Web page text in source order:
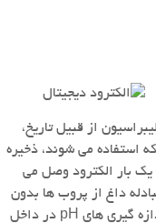
از قبیل تاریخ،
استفاده می شوند، ذخیره
یک بار الکترود وصل می
داغ از پروب ها بدون
تمام اندازه گیری های pH در داخل